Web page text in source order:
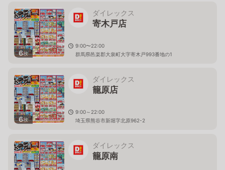
6枚
ダイレックス
寄木戸店
9:00〜22:00
群馬県邑楽郡大泉町大字寄木戸993番地の1
6枚
ダイレックス
籠原店
9:00～22:00
埼玉県熊谷市新堀字北原962-2
ダイレックス
籠原南